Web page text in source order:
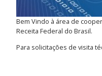
Bem Vindo à área de
Receita Federal do Brasil.
Para solicitações de visita